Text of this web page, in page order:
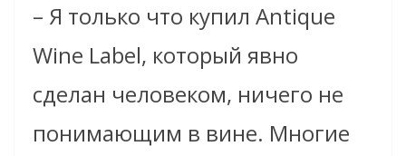
– Я только что купил Antique
Wine Label, который явно
сделан человеком, ничего не
понимающим в вине. Многие